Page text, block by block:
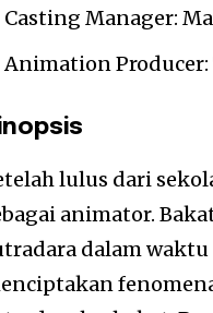
Casting Manager:
Animation Producer:
lulus dari
animator.
dalam